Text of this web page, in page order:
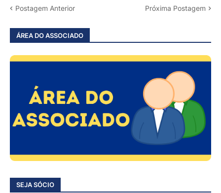
Postagem Anterior Próxima Postagem
ÁREA DO ASSOCIADO
SEJA SÓCIO